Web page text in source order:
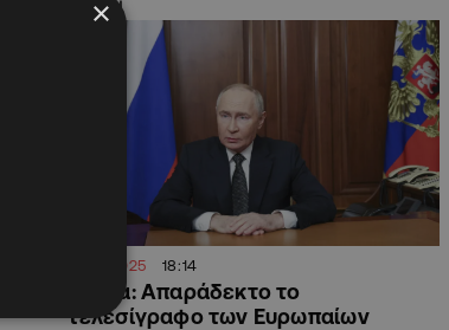
ΔΙΕΘΝΗ
12.05.2025 18:14
Ρωσία: Aπαράδεκτο το
τελεσίγραφο των Ευρωπαίων
×